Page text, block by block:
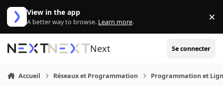
Aller au contenu
View in the app
A better way to browse. Learn more. ×
Next Se connecter
Accueil Réseaux et Programmation Programmation et